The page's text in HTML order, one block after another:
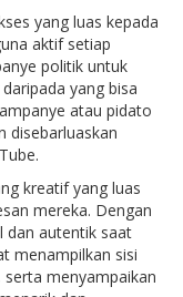
yang luas kepada
aktif setiap
politik untuk
yang bisa
atau pidato
disebarluaskan
kreatif yang luas
mereka. Dengan
dan autentik saat
menampilkan sisi
menyampaikan